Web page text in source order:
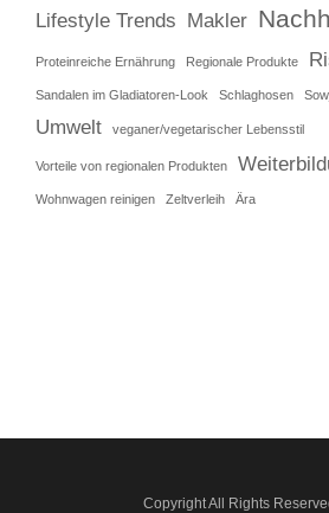
Lifestyle Trends Makler
Proteinreiche Ernährung Regionale Produkte
Sandalen im Gladiatoren-Look Schlaghosen
Umwelt veganer/vegetarischer Lebensstil
Vorteile von regionalen Produkten
Wohnwagen reinigen Zeltverleih Ära
Copyright All Rights